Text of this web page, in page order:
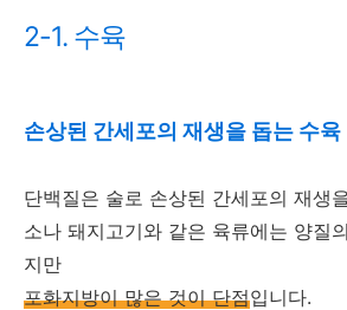
2-1. 수육
손상된 간세포의 재생을 돕는 수육
단백질은 술로 손상된 간세포의 재생
소나 돼지고기와 같은 육류에는 양질
지만
포화지방이 많은 것이 단점입니다.